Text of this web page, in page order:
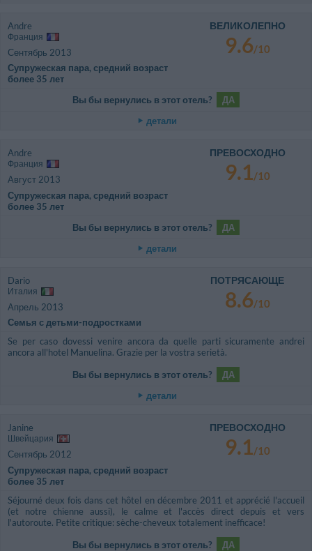
Andre
Франция
Сентябрь 2013
Супружеская пара, средний возраст
более 35 лет
ВЕЛИКОЛЕПНО
9.6/10
Вы бы вернулись в этот отель?
ДА
детали
Andre
Франция
Август 2013
Супружеская пара, средний возраст
более 35 лет
ПРЕВОСХОДНО
9.1/10
Вы бы вернулись в этот отель?
ДА
детали
Dario
Италия
Апрель 2013
Семья с детьми-подростками
ПОТРЯСАЮЩЕ
8.6/10
Se per caso dovessi venire ancora da quelle parti sicuramente andrei
ancora all'hotel Manuelina. Grazie per la vostra serietà.
Вы бы вернулись в этот отель?
ДА
детали
Janine
Швейцария
Сентябрь 2012
Супружеская пара, средний возраст
более 35 лет
ПРЕВОСХОДНО
9.1/10
Séjourné deux fois dans cet hôtel en décembre 2011 et apprécié l'accueil
(et notre chienne aussi), le calme et l'accès direct depuis et vers
l'autoroute. Petite critique: sèche-cheveux totalement inefficace!
Вы бы вернулись в этот отель?
ДА